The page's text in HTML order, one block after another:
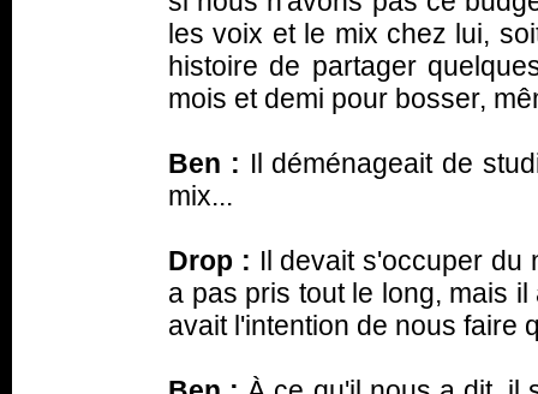
les voix et le mix chez lui,
histoire de partager
mois et demi pour bosser,
Ben : Il déménageait de
mix...
Drop : Il devait s'occuper du
a pas pris tout le long, mais
avait l'intention de nous faire